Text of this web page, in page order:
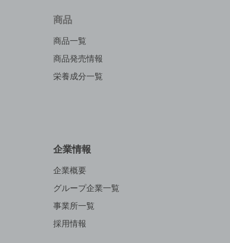
商品
商品一覧
商品発売情報
栄養成分一覧
企業情報
企業概要
グループ企業一覧
事業所一覧
採用情報